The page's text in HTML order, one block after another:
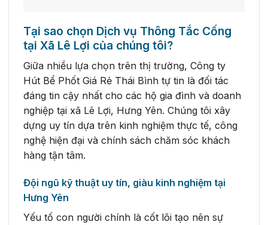
Tại sao chọn Dịch vụ Thông Tắc Cống
tại Xã Lê Lợi của chúng tôi?
Giữa nhiều lựa chọn trên thị trường, Công ty
Hút Bể Phốt Giá Rẻ Thái Bình tự tin là đối tác
đáng tin cậy nhất cho các hộ gia đình và doanh
nghiệp tại xã Lê Lợi, Hưng Yên. Chúng tôi xây
dựng uy tín dựa trên kinh nghiệm thực tế, công
nghệ hiện đại và chính sách chăm sóc khách
hàng tận tâm.
Đội ngũ kỹ thuật uy tín, giàu kinh nghiệm tại
Hưng Yên
Yếu tố con người chính là cốt lõi tạo nên sự